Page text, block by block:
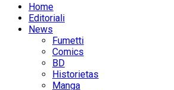
Home
Editoriali
News
Fumetti
Comics
BD
Historietas
Manga